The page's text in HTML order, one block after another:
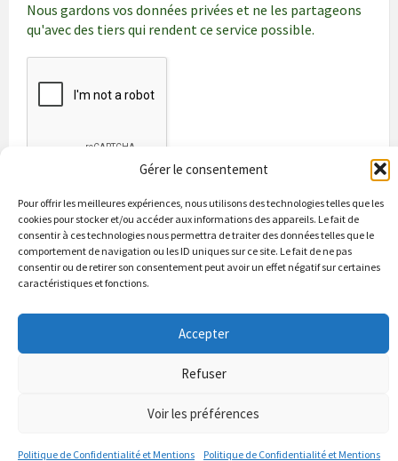
Gérer le consentement
Pour offrir les meilleures expériences, nous utilisons des technologies telles que les
cookies pour stocker et/ou accéder aux informations des appareils. Le fait de
consentir à ces technologies nous permettra de traiter des données telles que le
comportement de navigation ou les ID uniques sur ce site. Le fait de ne pas
consentir ou de retirer son consentement peut avoir un effet négatif sur certaines
caractéristiques et fonctions.
Accepter
Refuser
Voir les préférences
Politique de Confidentialité et Mentions Politique de Confidentialité et Mentions
Nous gardons vos données privées et ne les partageons
qu'avec des tiers qui rendent ce service possible.
Bienvenue à Puycapel La municipalité
Actualités
Les bonnes adresses
Contacts & renseignements
Conformité à la loi RGPD
Puycapel.fr utilise des cookies pour améliorer les performance et
votre usage du site web. nous présumons de votre accord pour